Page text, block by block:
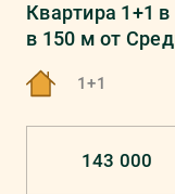
Квартира 1+1
в 150 м от
1+1
143 000